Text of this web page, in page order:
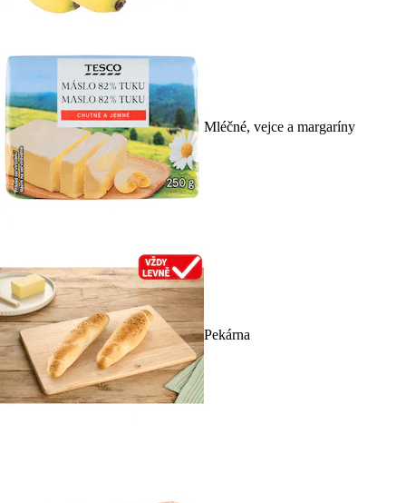
Mléčné, vejce a margaríny
Pekárna